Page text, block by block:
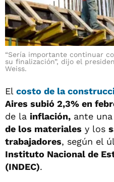
“Sería importante continuar
su finalización”, dijo el
Weiss.
El costo de la
Aires subió 2,3% en
de la inflación, ante una
de los materiales y los
trabajadores, según el
Instituto Nacional de
(INDEC).